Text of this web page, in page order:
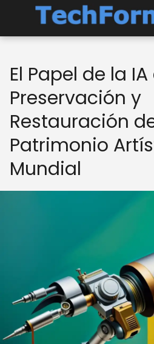
El Papel de la
Preservación y
Restauración
Patrimonio
Mundial